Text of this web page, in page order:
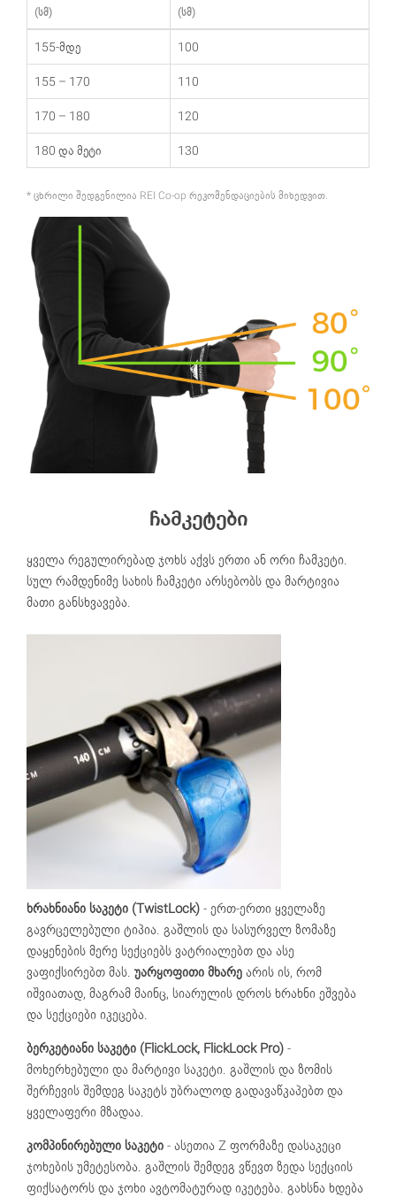
(სმ) (სმ)
155-მდე 100
155 – 170 110
170 – 180 120
180 და მეტი 130
* ცხრილი შედგენილია REI Co-op რეკომენდაციების მიხედვით.
ჩამკეტები
ყველა რეგულირებად ჯოხს აქვს ერთი ან ორი ჩამკეტი.
სულ რამდენიმე სახის ჩამკეტი არსებობს და მარტივია
მათი განსხვავება.
ხრახნიანი საკეტი (TwistLock) - ერთ-ერთი ყველაზე
გავრცელებული ტიპია. გაშლის და სასურველ ზომაზე
დაყენების მერე სექციებს ვატრიალებთ და ასე
ვაფიქსირებთ მას. უარყოფითი მხარე არის ის, რომ
იშვიათად, მაგრამ მაინც, სიარულის დროს ხრახნი ეშვება
და სექციები იკეცება.
ბერკეტიანი საკეტი (FlickLock, FlickLock Pro) -
მოხერხებული და მარტივი საკეტი. გაშლის და ზომის
შერჩევის შემდეგ საკეტს უბრალოდ გადავაწკაპებთ და
ყველაფერი მზადაა.
კომპინირებული საკეტი - ასეთია Z ფორმაზე დასაკეცი
ჯოხების უმეტესობა. გაშლის შემდეგ ვწევთ ზედა სექციის
ფიქსატორს და ჯოხი ავტომატურად იკეტება. გახსნა ხდება